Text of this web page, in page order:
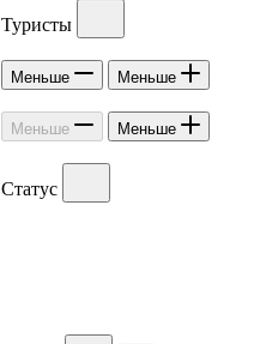
Туристы
Меньше Меньше
Меньше Меньше
Статус